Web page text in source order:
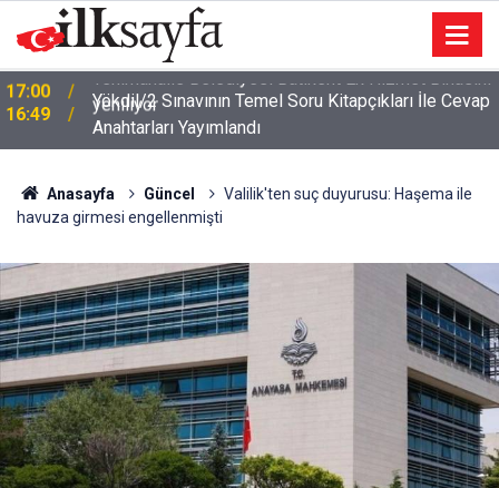
16:49
Yökdil/2 Sınavının Temel Soru Kitapçıkları İle Cevap
Anahtarları Yayımlandı
Anasayfa Güncel
Valilik'ten suç duyurusu: Haşema ile
havuza girmesi engellenmişti